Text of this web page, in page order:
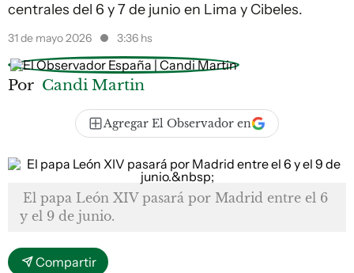
centrales del 6 y 7 de junio en Lima y Cibeles.
31 de mayo 2026 3:36 hs
Por Candi Martin
Agregar El Observador en
El papa León XIV pasará por Madrid entre el 6
y el 9 de junio.
Compartir